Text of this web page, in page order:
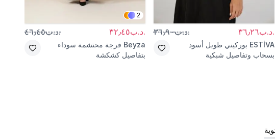
.د.ب٣٦٫٢٦ .د.ب٣٦٫٩٠
ESTİVA بوركيني طويل أسود
بسحاب وتفاصيل شبكية
2
.د.ب٣٢٫٤٥ .د.ب٤٦٫٤٥
Beyza فرجة محتشمة سوداء
بتفاصيل كشكشة